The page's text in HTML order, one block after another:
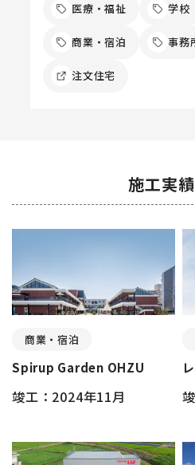
医療・福祉 学校
商業・宿泊 事務
注文住宅
施工実
商業・宿泊
Spirup Garden OHZU
竣工：2024年11月